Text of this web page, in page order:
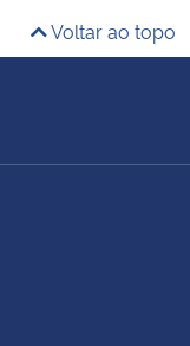
Voltar ao topo